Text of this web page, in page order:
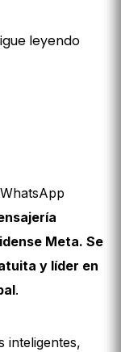
leyendo
Meta. Se
y líder en
.
inteligentes,